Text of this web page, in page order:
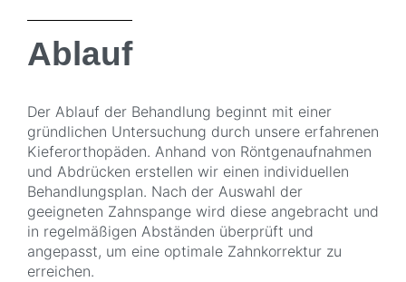
Ablauf
Der Ablauf der Behandlung beginnt mit einer
gründlichen Untersuchung durch unsere erfahrenen
Kieferorthopäden. Anhand von Röntgenaufnahmen
und Abdrücken erstellen wir einen individuellen
Behandlungsplan. Nach der Auswahl der
geeigneten Zahnspange wird diese angebracht und
in regelmäßigen Abständen überprüft und
angepasst, um eine optimale Zahnkorrektur zu
erreichen.